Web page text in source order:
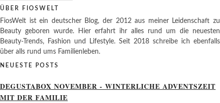
ÜBER FIOSWELT
FiosWelt ist ein deutscher Blog, der 2012 aus meiner Leidenschaft zu
Beauty geboren wurde. Hier erfahrt ihr alles rund um die neuesten
Beauty-Trends, Fashion und Lifestyle. Seit 2018 schreibe ich ebenfalls
über alls rund ums Familienleben.
NEUESTE POSTS
DEGUSTABOX NOVEMBER - WINTERLICHE ADVENTSZEIT
MIT DER FAMILIE